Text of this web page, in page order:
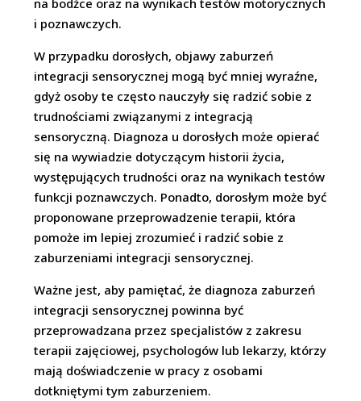
i poznawczych.
W przypadku dorosłych, objawy zaburzeń
integracji sensorycznej mogą być mniej wyraźne,
gdyż osoby te często nauczyły się radzić sobie z
trudnościami związanymi z integracją
sensoryczną. Diagnoza u dorosłych może opierać
się na wywiadzie dotyczącym historii życia,
występujących trudności oraz na wynikach testów
funkcji poznawczych. Ponadto, dorosłym może być
proponowane przeprowadzenie terapii, która
pomoże im lepiej zrozumieć i radzić sobie z
zaburzeniami integracji sensorycznej.
Ważne jest, aby pamiętać, że diagnoza zaburzeń
integracji sensorycznej powinna być
przeprowadzana przez specjalistów z zakresu
terapii zajęciowej, psychologów lub lekarzy, którzy
mają doświadczenie w pracy z osobami
dotkniętymi tym zaburzeniem.